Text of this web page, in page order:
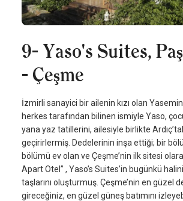
9- Yaso's Suites,
- Çeşme
İzmirli sanayici bir ailenin kızı olan
herkes tarafından bilinen ismiyle Yaso,
yana yaz tatillerini, ailesiyle birlikte
geçirirlermiş. Dedelerinin inşa ettiği; bir
bölümü ev olan ve Çeşme’nin ilk sitesi
Apart Otel” , Yaso’s Suites’in bugünkü
taşlarını oluşturmuş. Çeşme’nin en güzel
gireceğiniz, en güzel güneş batımını